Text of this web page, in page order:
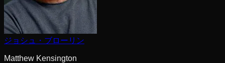
ジョシュ・ブローリン
Matthew Kensington